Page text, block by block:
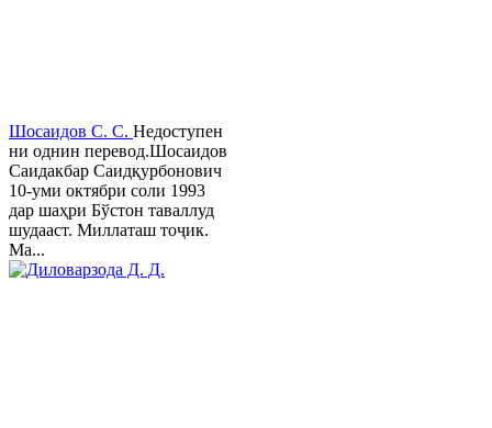
Шосаидов С. С. Недоступен
ни однин перевод.Шосаидов
Саидакбар Саидқурбонович
10-уми октябри соли 1993
дар шаҳри Бўстон таваллуд
шудааст. Миллаташ тоҷик.
Ма...